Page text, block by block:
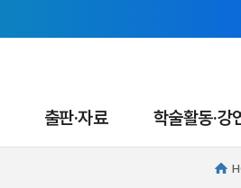
출판·자료 학술활동·강